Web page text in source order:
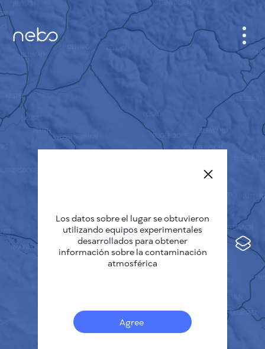
Manchas térmicas
GABINETE
PLANO DE LA CIUDAD
SENSOR NEBO
QUIÉNES SOMOS
Deutsch
Español
Français
CÓMO FUNCIONA
Los datos sobre el lugar se obtuvieron
utilizando equipos experimentales
desarrollados para obtener
información sobre la contaminación
atmosférica
Agree